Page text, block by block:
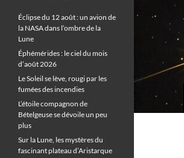
Éclipse du 12 août : un avion de
la NASA dans l’ombre de la
Lune
Éphémérides : le ciel du mois
d’août 2026
Le Soleil se lève, rougi par les
fumées des incendies
L’étoile compagnon de
Bételgeuse se dévoile un peu
plus
Sur la Lune, les mystères du
fascinant plateau d’Aristarque